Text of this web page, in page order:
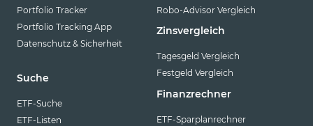
Portfolio Tracker
Portfolio Tracking App
Datenschutz & Sicherheit
Suche
ETF-Suche
ETF-Listen
Robo-Advisor Vergleich
Zinsvergleich
Tagesgeld Vergleich
Festgeld Vergleich
Finanzrechner
ETF-Sparplanrechner